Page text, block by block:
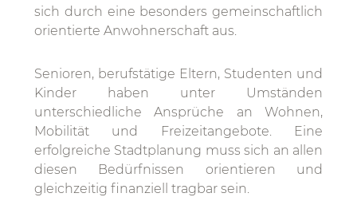
sich durch eine besonders gemeinschaftlich
orientierte Anwohnerschaft aus.
Senioren, berufstätige Eltern, Studenten und
Kinder haben unter Umständen
unterschiedliche Ansprüche an Wohnen,
Mobilität und Freizeitangebote. Eine
erfolgreiche Stadtplanung muss sich an allen
diesen Bedürfnissen orientieren und
gleichzeitig finanziell tragbar sein.